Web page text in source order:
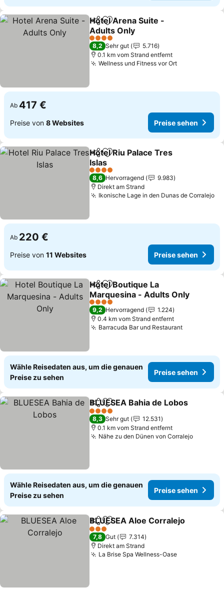
TeilenZu Favoriten hinzufügen
Hotel Arena Suite -
Adults Only
Preise sehen
4 Sterne
8,2 Sehr gut
5.716
0.1 km vom Strand entfernt
Wellness und Fitness vor OrtPreise sehen
Ab 417 €
Preise von 8 Websites Preise sehen
TeilenZu Favoriten hinzufügen
Hotel Riu Palace Tres
Islas
Preise sehen
4 Sterne
8,6 Hervorragend
9.983
Direkt am Strand
Ikonische Lage in den Dunas de Corralejo
Ab 220 €
Preise von 11 Websites Preise sehen
TeilenZu Favoriten hinzufügen
Hotel Boutique La
Marquesina - Adults Only
Preise sehen
4 Sterne
9,2 Hervorragend
1.224
0.4 km vom Strand entfernt
Barracuda Bar und RestaurantPreise
Wähle Reisedaten aus, um die genauen
Preise zu sehen
Preise sehen
TeilenZu Favoriten hinzufügen
BLUESEA Bahia de Lobos
4 Sterne
8,3 Sehr gut
12.531
0.1 km vom Strand entfernt
Nähe zu den Dünen von CorralejoPreise
Wähle Reisedaten aus, um die genauen
Preise zu sehen
Preise sehen
TeilenZu Favoriten hinzufügen
BLUESEA Aloe Corralejo
3 Sterne
7,8 Gut
7.314
Direkt am Strand
La Brise Spa Wellness-OasePreise sehen